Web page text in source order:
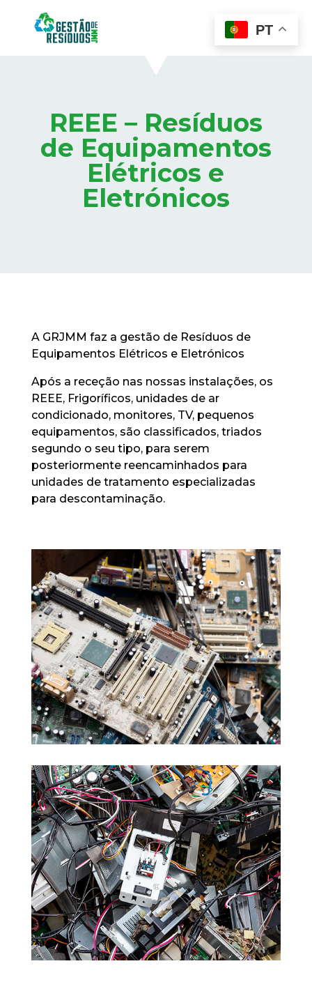
REEE – Resíduos
de Equipamentos
Elétricos e
Eletrónicos
A GRJMM faz a gestão de Resíduos de
Equipamentos Elétricos e Eletrónicos
Após a receção nas nossas instalações, os
REEE, Frigoríficos, unidades de ar
condicionado, monitores, TV, pequenos
equipamentos, são classificados, triados
segundo o seu tipo, para serem
posteriormente reencaminhados para
unidades de tratamento especializadas
para descontaminação.
PT